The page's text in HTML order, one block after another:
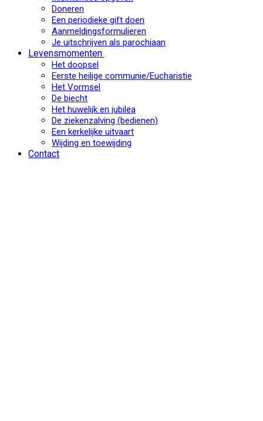
Doneren
Een periodieke gift doen
Aanmeldingsformulieren
Je uitschrijven als parochiaan
Levensmomenten
Het doopsel
Eerste heilige communie/Eucharistie
Het Vormsel
De biecht
Het huwelijk en jubilea
De ziekenzalving (bedienen)
Een kerkelijke uitvaart
Wijding en toewijding
Contact